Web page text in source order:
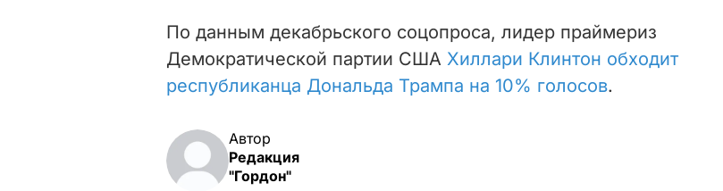
По данным декабрьского соцопроса, лидер праймериз
Демократической партии США Хиллари Клинтон обходит
республиканца Дональда Трампа на 10% голосов.
Автор
Редакция
"Гордон"